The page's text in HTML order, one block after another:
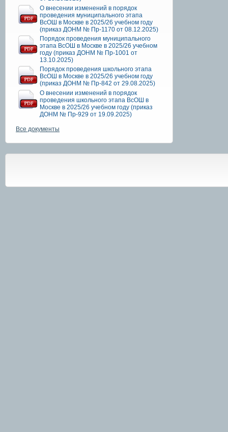
О внесении изменений в порядок
проведения муниципального этапа
ВсОШ в Москве в 2025/26 учебном году
(приказ ДОНМ № Пр-1170 от 08.12.2025)
Порядок проведения муниципального
этапа ВсОШ в Москве в 2025/26 учебном
году (приказ ДОНМ № Пр-1001 от
13.10.2025)
Порядок проведения школьного этапа
ВсОШ в Москве в 2025/26 учебном году
(приказ ДОНМ № Пр-842 от 29.08.2025)
О внесении изменений в порядок
проведения школьного этапа ВсОШ в
Москве в 2025/26 учебном году (приказ
ДОНМ № Пр-929 от 19.09.2025)
Все документы